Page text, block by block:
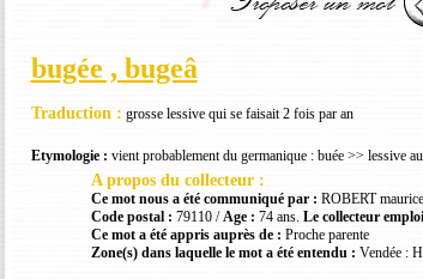
bugée , bugeâ
Traduction : grosse lessive qui se faisait 2 fois par an
Etymologie : vient probablement du germanique : buée >> lessive
A propos du collecteur :
Ce mot nous a été communiqué par : ROBERT
Code postal : 79110 /Age : 74 ans. Le collecteur
Ce mot a été appris auprès de : Proche parente
Zone(s) dans laquelle le mot a été entendu : Vendée :